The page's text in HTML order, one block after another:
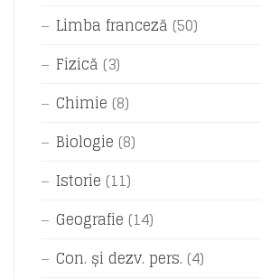
Limba franceză (50)
Fizică (3)
Chimie (8)
Biologie (8)
Istorie (11)
Geografie (14)
Con. și dezv. pers. (4)